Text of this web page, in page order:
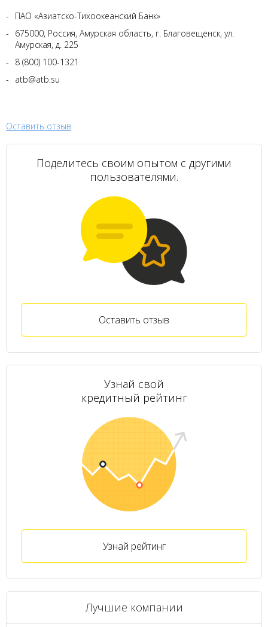
ПАО «Азиатско-Тихоокеанский Банк»
675000, Россия, Амурская область, г. Благовещенск, ул.
Амурская, д. 225
8 (800) 100-1321
atb@atb.su
Оставить отзыв
Поделитесь своим опытом с другими
пользователями.
Оставить отзыв
Узнай свой
кредитный рейтинг
Узнай рейтинг
Лучшие компании